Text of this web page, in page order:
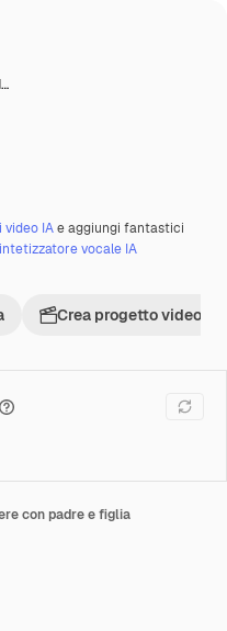
IAe aggiungi fantastici
vocale IA
Crea progetto video
con padre e figlia